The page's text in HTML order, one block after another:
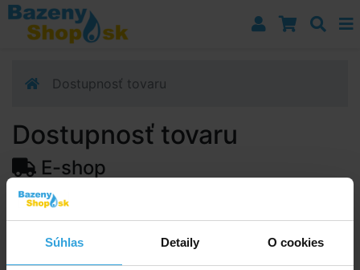
Súhlas Detaily O cookies
Prejsť k navigácii
Prejsť na obsah
Prejsť k bočnému stĺpci
Dostupnosť tovaru
Dostupnosť tovaru
E-shop
Dostupnosť:
výdajné miesto:
12.08.2026